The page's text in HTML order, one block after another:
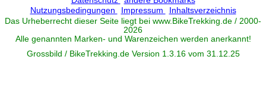
Nutzungsbedingungen
Impressum
Inhaltsverzeichnis
Das Urheberrecht dieser Seite liegt bei www. BikeTrekking.de / 2000-
2026
Alle genannten Marken- und Warenzeichen werden anerkannt!
Grossbild / BikeTrekking.de Version 1.3.16 vom 31.12.25